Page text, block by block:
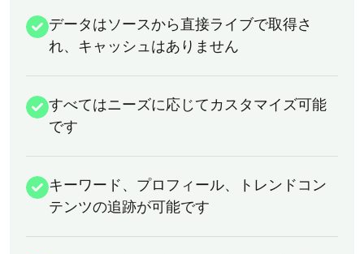
データはソースから直接ライブで取得さ
れ、キャッシュはありません
すべてはニーズに応じてカスタマイズ可能
です
キーワード、プロフィール、トレンドコン
テンツの追跡が可能です